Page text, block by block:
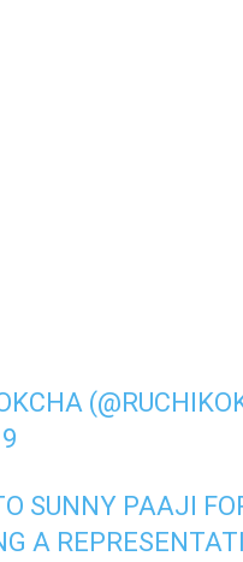
SUNNY PAAJI
A